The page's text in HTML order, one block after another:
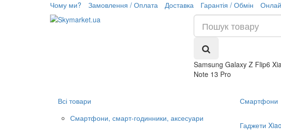
Чому ми? Замовлення / Оплата Доставка Гарантія / Обмін
Samsung Galaxy Z Flip6
Note 13 Pro
Всі товари
Смартфони, смарт-годинники, аксесуари
Смартфони
Гаджети